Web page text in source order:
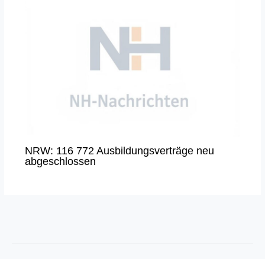
NRW: 116 772 Ausbildungsverträge neu
abgeschlossen